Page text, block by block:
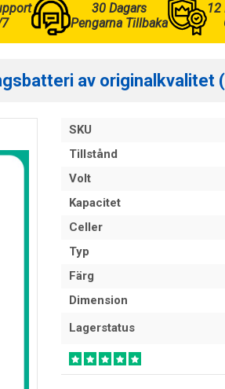
30 Dagars
Pengarna Tillbaka
12
av originalkvalitet
SKU
Tillstånd
Volt
Kapacitet
Celler
Typ
Färg
Dimension
Lagerstatus